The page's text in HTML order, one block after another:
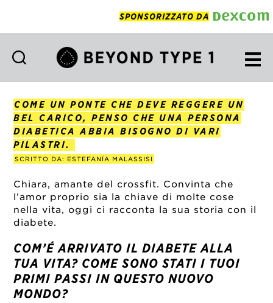
SPONSORIZZATO DA
1
Italian
COME UN PONTE CHE DEVE REGGERE UN
BEL CARICO, PENSO CHE UNA PERSONA
DIABETICA ABBIA BISOGNO DI VARI
PILASTRI.
SCRITTO DA: ESTEFANÍA MALASSISI
Chiara, amante del crossfit. Convinta che
l’amor proprio sia la chiave di molte cose
nella vita, oggi ci racconta la sua storia con il
diabete.
COM’É ARRIVATO IL DIABETE ALLA
TUA VITA? COME SONO STATI I TUOI
PRIMI PASSI IN QUESTO NUOVO
MONDO?